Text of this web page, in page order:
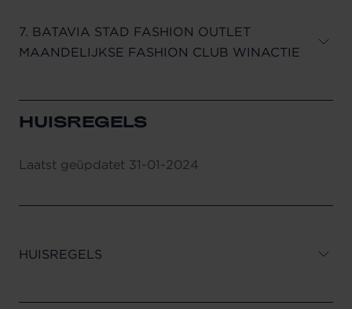
7. BATAVIA STAD FASHION OUTLET
MAANDELIJKSE FASHION CLUB WINACTIE
HUISREGELS
Laatst geüpdatet 31-01-2024
HUISREGELS